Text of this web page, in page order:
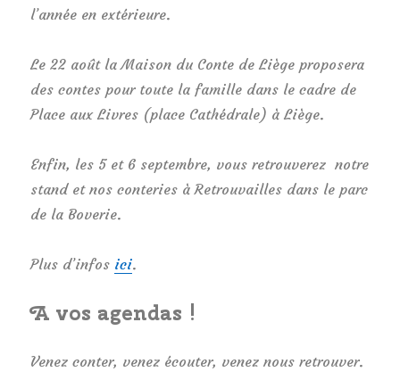
l’année en extérieure.
Le 22 août la Maison du Conte de Liège proposera
des contes pour toute la famille dans le cadre de
Place aux Livres (place Cathédrale) à Liège.
Enfin, les 5 et 6 septembre, vous retrouverez notre
stand et nos conteries à Retrouvailles dans le parc
de la Boverie.
Plus d’infos ici.
A vos agendas !
Venez conter, venez écouter, venez nous retrouver.